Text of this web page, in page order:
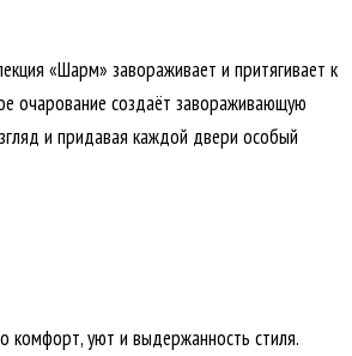
«Шарм» завораживает и притягивает к
очарование создаёт завораживающую
и придавая каждой двери особый
комфорт, уют и выдержанность стиля.